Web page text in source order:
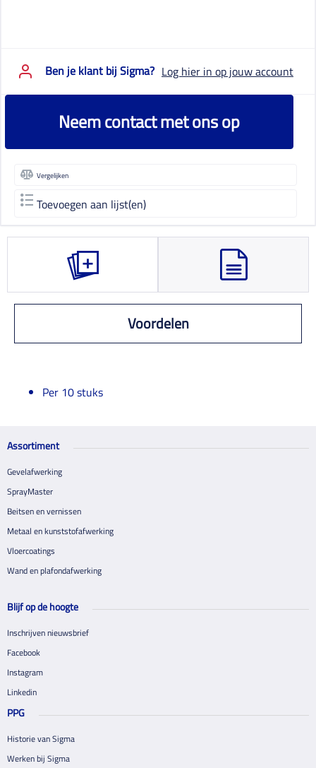
Ben je klant bij Sigma? Log hier in op jouw account
Neem contact met ons op
Vergelijken
Toevoegen aan lijst(en)
Voordelen
Per 10 stuks
Assortiment
Gevelafwerking
SprayMaster
Beitsen en vernissen
Metaal en kunststofafwerking
Vloercoatings
Wand en plafondafwerking
Blijf op de hoogte
Inschrijven nieuwsbrief
Facebook
Instagram
Linkedin
PPG
Historie van Sigma
Werken bij Sigma